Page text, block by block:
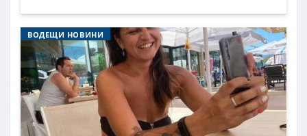
ВОДЕЩИ НОВИНИ